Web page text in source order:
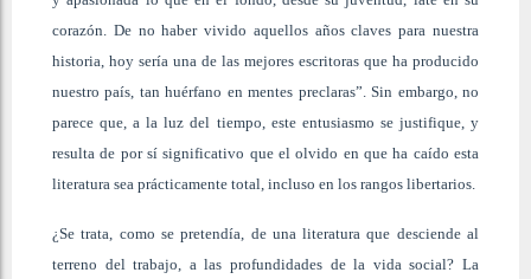
corazón. De no haber vivido aquellos años claves para nuestra
historia, hoy sería una de las mejores escritoras que ha producido
nuestro país, tan huérfano en mentes preclaras”. Sin embargo, no
parece que, a la luz del tiempo, este entusiasmo se justifique, y
resulta de por sí significativo que el olvido en que ha caído esta
literatura sea prácticamente total, incluso en los rangos libertarios.
¿Se trata, como se pretendía, de una literatura que desciende al
terreno del trabajo, a las profundidades de la vida social? La